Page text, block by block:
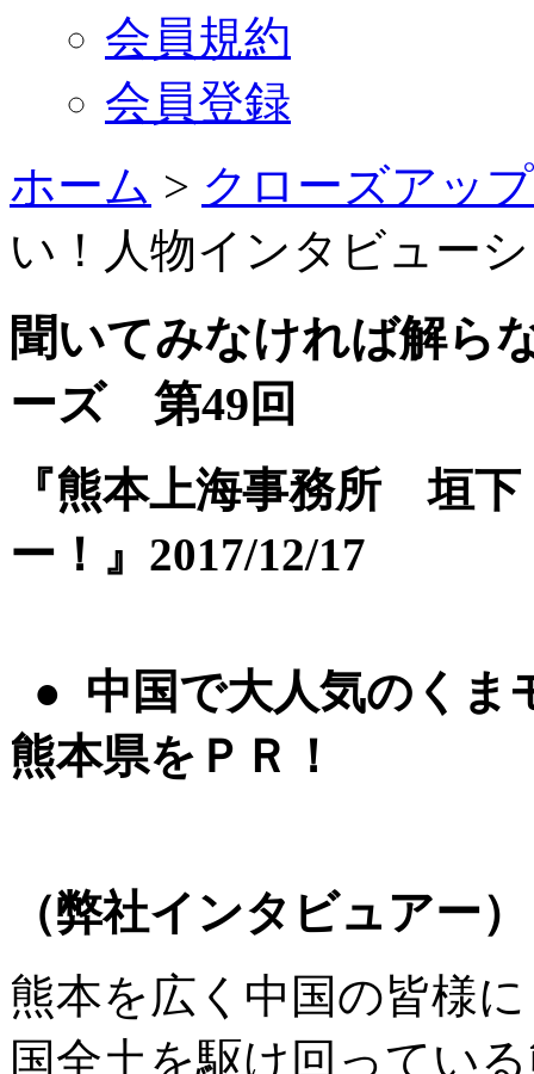
会員規約
会員登録
ホーム > クローズアップ
い！人物インタビュー
聞いてみなければ解ら
ーズ 第49回
『熊本上海事務所
ー！』2017/12/17
● 中国で大人気のくま
熊本県をＰＲ！
（弊社インタビュアー
熊本を広く中国の皆様
国全土を駆け回ってい